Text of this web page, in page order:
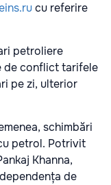
cu referire
petroliere
de conflict tarifele
pe zi, ulterior
schimbări
petrol. Potrivit
Khanna,
de